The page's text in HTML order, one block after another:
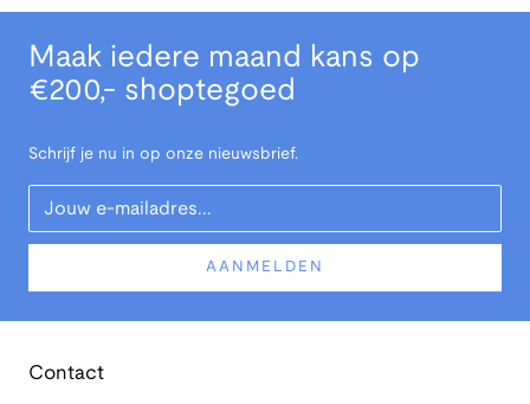
Maak iedere maand kans op
€200,- shoptegoed
Schrijf je nu in op onze nieuwsbrief.
Your Email
AANMELDEN
Contact